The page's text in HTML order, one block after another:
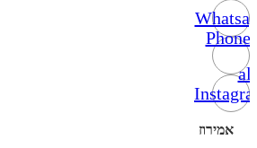
Phone-
alt
אמירוז